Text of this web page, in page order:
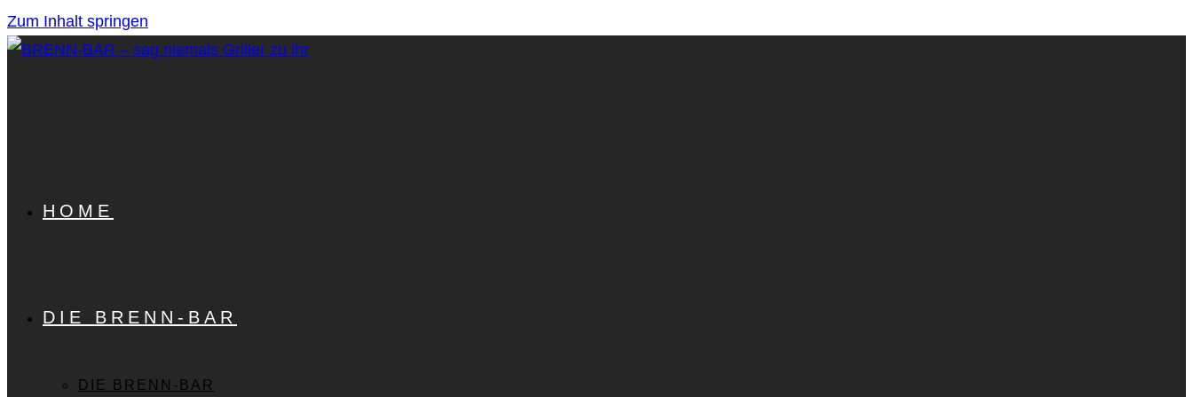
Zum Inhalt springen
HOME
DIE BRENN-BAR
DIE BRENN-BAR